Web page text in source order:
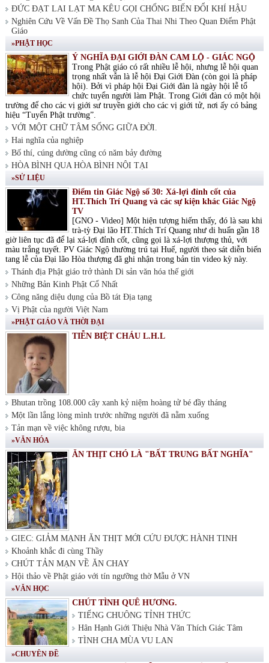
ĐỨC ĐẠT LAI LẠT MA KÊU GỌI CHỐNG BIẾN ĐỔI KHÍ HẬU
Nghiên Cứu Về Vấn Đề Thọ Sanh Của Thai Nhi Theo Quan Điểm Phật
Giáo
»PHẬT HỌC
Ý NGHĨA ĐẠI GIỚI ĐÀN CAM LỘ - GIÁC NGỘ
Trong Phật giáo có rất nhiều lễ hội, nhưng lễ hội quan
trọng nhất vẫn là lễ hội Đại Giới Đàn (còn gọi là pháp
hội). Bởi vì pháp hội Đại Giới đàn là ngày hội lễ tổ
chức tuyển người làm Phật. Trong Giới đàn có một hội
trường để cho các vị giới sư truyền giới cho các vị giới tử, nơi ấy có bảng
hiệu “Tuyển Phật trường”.
VỚI MỘT CHỮ TÂM SỐNG GIỮA ĐỜI.
Hai nghĩa của nghiệp
Bố thí, cúng dường cũng có năm bảy đường
HÒA BÌNH QUA HÒA BÌNH NỘI TẠI
»SỬ LIỆU
Điểm tin Giác Ngộ số 30: Xá-lợi đỉnh cốt của
HT.Thích Trí Quang và các sự kiện khác Giác Ngộ
TV
[GNO - Video] Một hiện tượng hiếm thấy, đó là sau khi
trà-tỳ Đại lão HT.Thích Trí Quang như di huấn gần 18
giờ liên tục đã để lại xá-lợi đỉnh cốt, cũng gọi là xá-lợi thượng thủ, với
màu trắng tuyết. PV Giác Ngộ thường trú tại Huế, người theo sát diễn biến
tang lễ của Đại lão Hòa thượng đã ghi nhận trong bản tin video kỳ này.
Thánh địa Phật giáo trở thành Di sản văn hóa thế giới
Những Bản Kinh Phật Cổ Nhất
Công năng diệu dụng của Bồ tát Địa tạng
Vị Phật của người Việt Nam
»PHẬT GIÁO VÀ THỜI ĐẠI
TIỄN BIỆT CHÁU L.H.L
Bhutan trồng 108.000 cây xanh kỷ niệm hoàng tử bé đầy tháng
Một lần lắng lòng mình trước những người đã nằm xuống
Tản mạn về việc không rượu, bia
»VĂN HÓA
ĂN THỊT CHÓ LÀ "BẤT TRUNG BẤT NGHĨA"
GIEC: GIẢM MẠNH ĂN THỊT MỚI CỨU ĐƯỢC HÀNH TINH
Khoảnh khắc đi cùng Thầy
CHÚT TẢN MẠN VỀ ĂN CHAY
Hội thảo về Phật giáo với tín ngưỡng thờ Mẫu ở VN
»VĂN HỌC
CHÚT TÌNH QUÊ HƯƠNG.
TIẾNG CHUÔNG TỈNH THỨC
Hân Hạnh Giới Thiệu Nhà Văn Thích Giác Tâm
TÌNH CHA MÙA VU LAN
»CHUYÊN ĐỀ